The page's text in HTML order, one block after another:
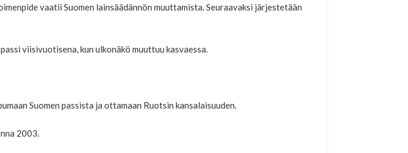
vaatii Suomen lainsäädännön muuttamista. Seuraavaksi järjestetään
viisivuotisena, kun ulkonäkö muuttuu kasvaessa.
Suomen passista ja ottamaan Ruotsin kansalaisuuden.
2003.